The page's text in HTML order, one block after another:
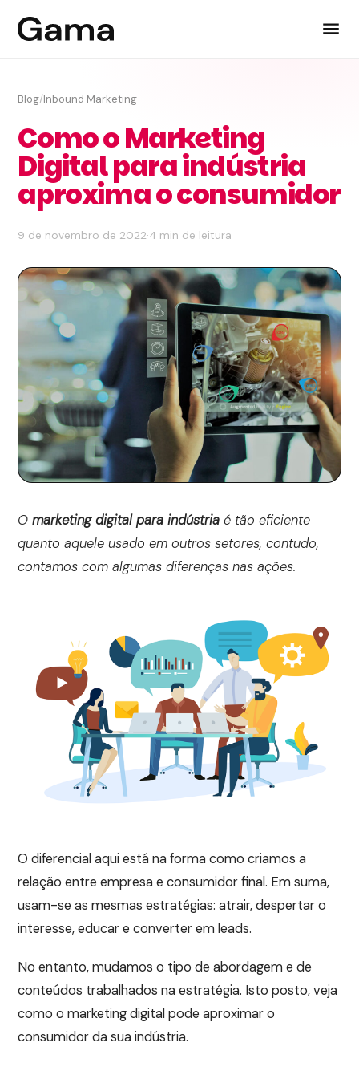
Blog/Inbound Marketing
Como o Marketing
Digital para indústria
aproxima o consumidor
9 de novembro de 2022·4 min de leitura
Omarketing digital para indústria é tão eficiente
quanto aquele usado em outros setores, contudo,
contamos com algumas diferenças nas ações.
O diferencial aqui está na forma como criamos a
relação entre empresa e consumidor final. Em suma,
usam-se as mesmas estratégias: atrair, despertar o
interesse, educar e converter em leads.
No entanto, mudamos o tipo de abordagem e de
conteúdos trabalhados na estratégia. Isto posto, veja
como o marketing digital pode aproximar o
consumidor da sua indústria.